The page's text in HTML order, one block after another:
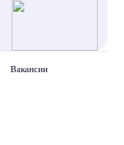
Вакансии